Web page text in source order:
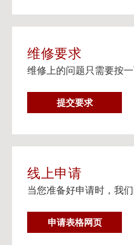
Gateway apartments 将
用。
流媒体服务
在个人设备上观看流媒
邮寄信息以及楼宇地址
阅读更多
维修要求
维修上的问题只需要按一
提交要求维
修
线上申请
当您准备好申请时，我
申请表格网页